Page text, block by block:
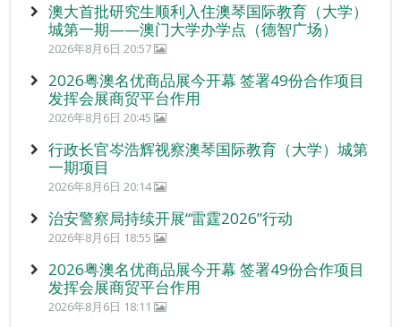
澳大首批研究生顺利入住澳琴国际教育（大学）
城第一期——澳门大学办学点（德智广场）
2026年8月6日 20:57
2026粤澳名优商品展今开幕 签署49份合作项目
发挥会展商贸平台作用
2026年8月6日 20:45
行政长官岑浩辉视察澳琴国际教育（大学）城第
一期项目
2026年8月6日 20:14
治安警察局持续开展“雷霆2026”行动
2026年8月6日 18:55
2026粤澳名优商品展今开幕 签署49份合作项目
发挥会展商贸平台作用
2026年8月6日 18:11